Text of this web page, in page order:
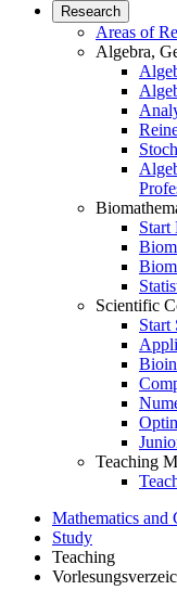
Research
Areas of
Algebra,
Start
Scientific
Start
Teaching
Mathematics and
Study
Teaching